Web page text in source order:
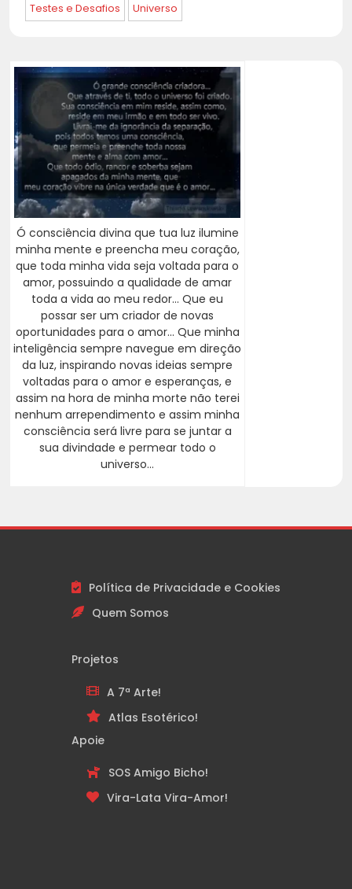
Testes e Desafios Universo
Ó consciência divina que tua luz ilumine
minha mente e preencha meu coração,
que toda minha vida seja voltada para o
amor, possuindo a qualidade de amar
toda a vida ao meu redor... Que eu
possar ser um criador de novas
oportunidades para o amor... Que minha
inteligência sempre navegue em direção
da luz, inspirando novas ideias sempre
voltadas para o amor e esperanças, e
assim na hora de minha morte não terei
nenhum arrependimento e assim minha
consciência será livre para se juntar a
sua divindade e permear todo o
universo...
Política de Privacidade e Cookies
Quem Somos
Projetos
A 7ª Arte!
Atlas Esotérico!
Apoie
SOS Amigo Bicho!
Vira-Lata Vira-Amor!